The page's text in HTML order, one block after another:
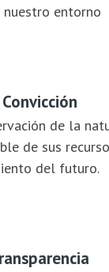
nuestro entorno
Convicción
de la
de sus
del futuro.